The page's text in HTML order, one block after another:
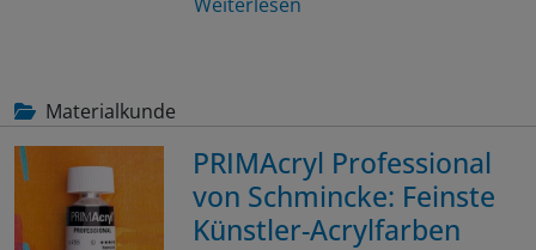
Materialkunde
PRIMAcryl Professional
von Schmincke: Feinste
Künstler-Acrylfarben